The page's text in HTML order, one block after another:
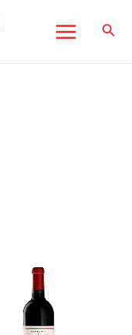
Main